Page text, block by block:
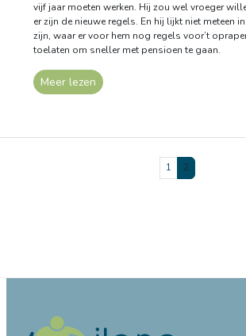
vijf jaar moeten werken. Hij zou wel vroeger
er zijn de nieuwe regels. En hij lijkt niet meteen
zijn, waar er voor hem nog regels voor’t
toelaten om sneller met pensioen te gaan.
Meer lezen
Page
1
Current
Page
2